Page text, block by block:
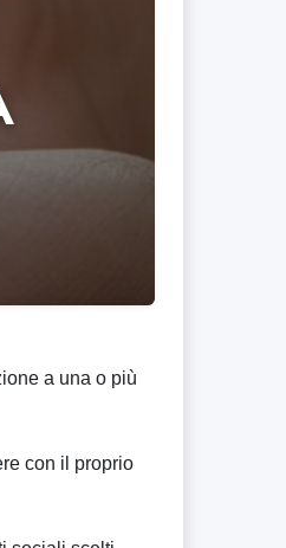
a una o più
con il proprio